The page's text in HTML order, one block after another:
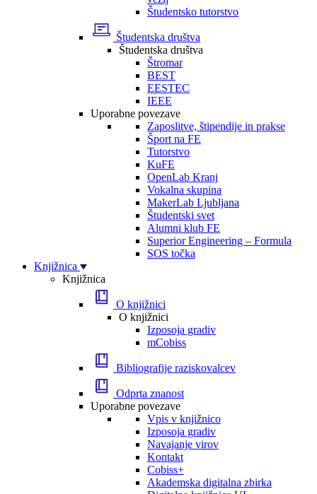
Študentsko tutorstvo
Študentska društva
Študentska društva
Štromar
BEST
EESTEC
IEEE
Uporabne povezave
Zaposlitve, štipendije in prakse
Šport na FE
Tutorstvo
KuFE
OpenLab Kranj
Vokalna skupina
MakerLab Ljubljana
Študentski svet
Alumni klub FE
Superior Engineering – Formula
SOS točka
Knjižnica
Knjižnica
O knjižnici
O knjižnici
Izposoja gradiv
mCobiss
Bibliografije raziskovalcev
Odprta znanost
Uporabne povezave
Vpis v knjižnico
Izposoja gradiv
Navajanje virov
Kontakt
Cobiss+
Akademska digitalna zbirka